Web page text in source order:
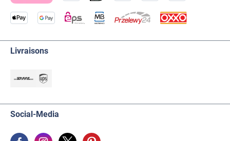
Livraisons
Social-Media